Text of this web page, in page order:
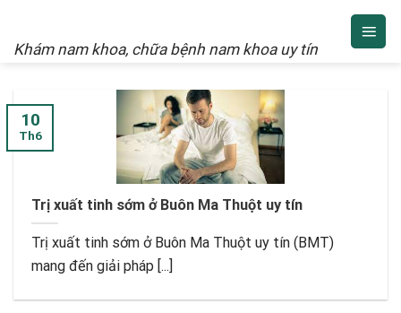
Khám nam khoa, chữa bệnh nam khoa uy tín
Trị xuất tinh sớm ở Buôn Ma Thuột uy tín
Trị xuất tinh sớm ở Buôn Ma Thuột uy tín (BMT)
mang đến giải pháp [...]
10
Th6